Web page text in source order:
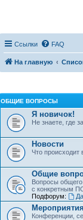
Ссылки FAQ
На главную
ОБЩИЕ ВОПРОСЫ
Я новичок!
Не знаете, где
Новости
Что происходит
Общие
Вопросы
с конкретным
Подфорум:
Мероприятия
Конференции,